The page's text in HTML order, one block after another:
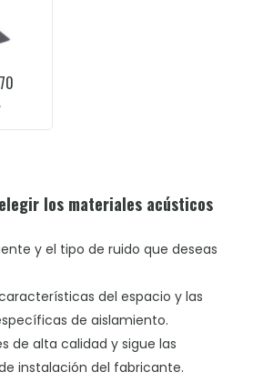
los materiales acústicos
y el tipo de ruido que deseas
del espacio y las
de aislamiento.
de alta calidad y sigue las
instalación del fabricante.